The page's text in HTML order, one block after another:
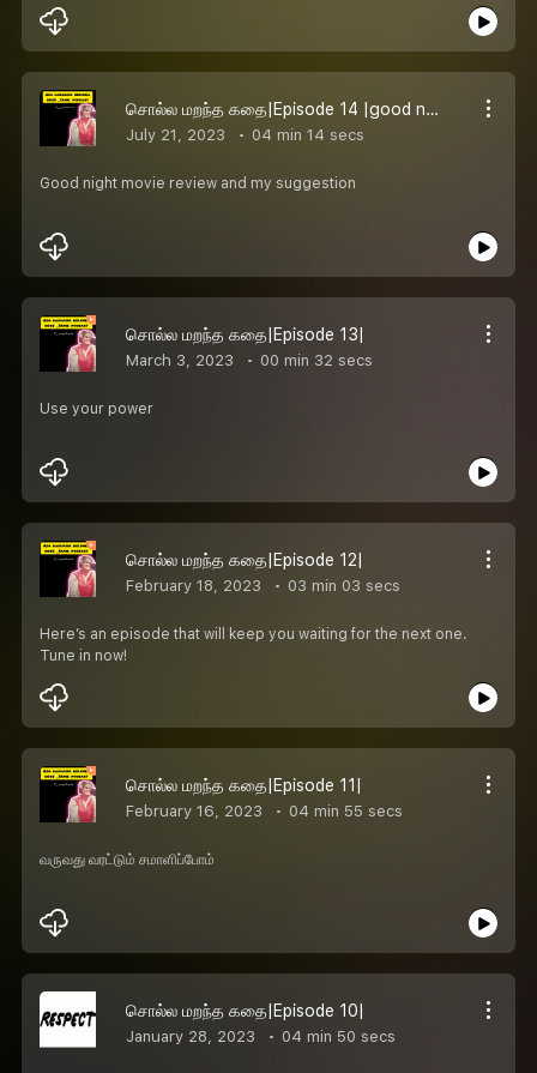
சொல்ல மறந்த கதை|Episode 14 |good news eruka|
July 21, 2023 04 min 14 secs
Good night movie review and my suggestion
சொல்ல மறந்த கதை|Episode 13|
March 3, 2023 00 min 32 secs
Use your power
சொல்ல மறந்த கதை|Episode 12|
February 18, 2023 03 min 03 secs
Here’s an episode that will keep you waiting for the next one.
Tune in now!
சொல்ல மறந்த கதை|Episode 11|
February 16, 2023 04 min 55 secs
வருவது வரட்டும் சமாளிப்போம்
சொல்ல மறந்த கதை|Episode 10|
January 28, 2023 04 min 50 secs